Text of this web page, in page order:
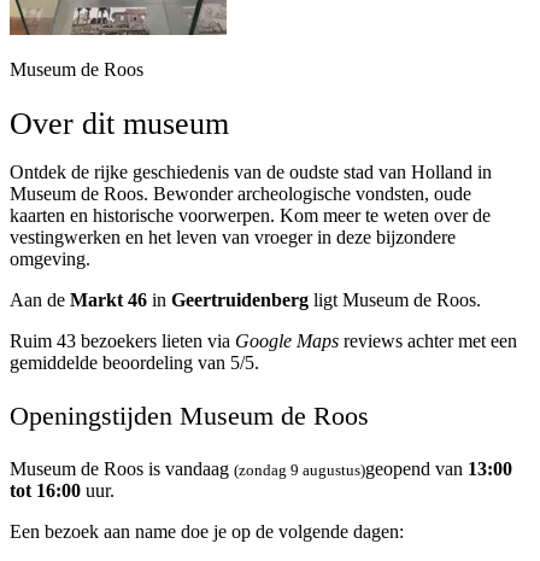
Museum de Roos
Over dit museum
Ontdek de rijke geschiedenis van de oudste stad van Holland in
Museum de Roos. Bewonder archeologische vondsten, oude
kaarten en historische voorwerpen. Kom meer te weten over de
vestingwerken en het leven van vroeger in deze bijzondere
omgeving.
Aan de Markt 46 in Geertruidenberg ligt Museum de Roos.
Ruim 43 bezoekers lieten via Google Maps reviews achter met een
gemiddelde beoordeling van 5/5.
Openingstijden Museum de Roos
Museum de Roos is vandaag (zondag 9 augustus)geopend van 13:00
tot 16:00 uur.
Een bezoek aan name doe je op de volgende dagen: